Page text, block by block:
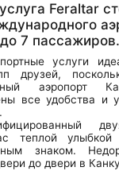
Feraltar
7 пассажиров.
услуги
друзей,
аэропорт
все удобства и
теплой
знаком.
до двери в